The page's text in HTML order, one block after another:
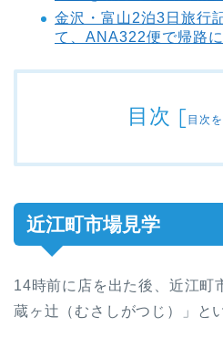
金沢・富山2泊3日旅行
て、ANA322便で帰路に
目次 [目次
近江町市場見学
14時前に店を出た後、近江町
蔵ヶ辻（むさしがつじ）」と